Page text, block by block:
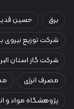
برق حسین
شرکت توزیع نیروی
شرکت گاز استان
مصرف انرژی
پژوهشگاه مواد و